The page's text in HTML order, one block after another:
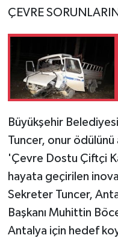
ÇEVRE
Büyükşehir
Tuncer, onur ödülünü
'Çevre Dostu Çiftçi
hayata geçirilen
Sekreter Tuncer,
Başkanı Muhittin
Antalya için hedef